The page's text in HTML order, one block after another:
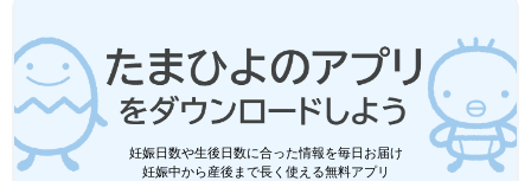
妊娠日数や生後日数に合った情報を毎日お届け
妊娠中から産後まで長く使える無料アプリ